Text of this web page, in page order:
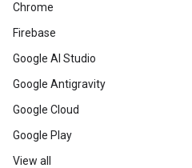
Chrome
Firebase
Google AI Studio
Google Antigravity
Google Cloud
Google Play
View all